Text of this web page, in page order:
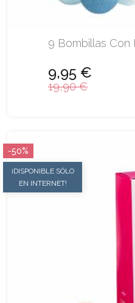
9 Bombillas Con
9,95 €
19,90 €
¡DISPONIBLE SÓLO
EN INTERNET!
-50%